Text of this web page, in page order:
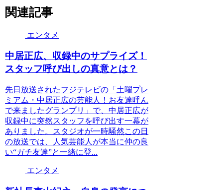
関連記事
エンタメ
中居正広、収録中のサプライズ！
スタッフ呼び出しの真意とは？
先日放送されたフジテレビの「土曜プレ
ミアム・中居正広の芸能人！お友達呼ん
で来ましたグランプリ」で、中居正広が
収録中に突然スタッフを呼び出す一幕が
ありました。スタジオが一時騒然この日
の放送では、人気芸能人が本当に仲の良
い“ガチ友達”と一緒に登...
エンタメ